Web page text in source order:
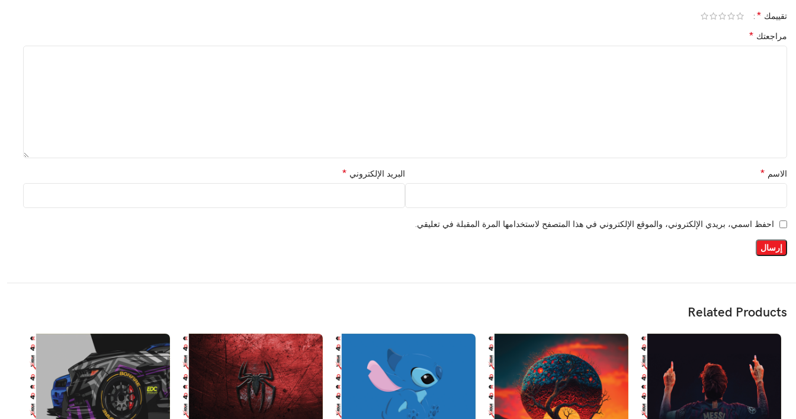
تقييمك *
مراجعتك *
الاسم * البريد الإلكتروني *
احفظ اسمي، بريدي الإلكتروني، والموقع الإلكتروني في هذا المتصفح لاستخدامها المرة المقبلة في تعليقي.
Related Products